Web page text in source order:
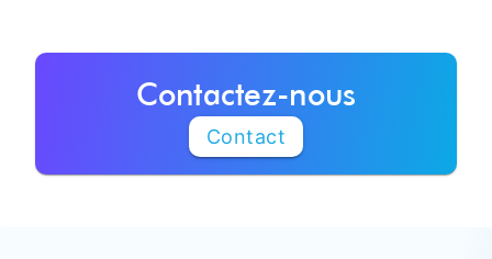
Contactez-nous
Contact